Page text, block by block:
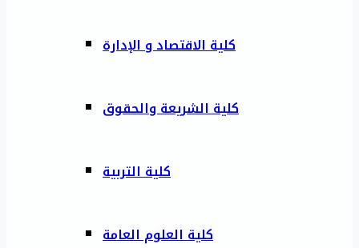
كلية الاقتصاد و الإدارة
كلية الشريعة والحقوق
كلية التربية
كلية العلوم العامة